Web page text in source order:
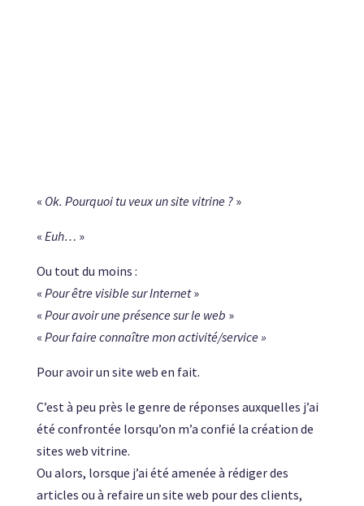
« Ok. Pourquoi tu veux un site vitrine ? »
« Euh… »
Ou tout du moins :
« Pour être visible sur Internet»
« Pour avoir une présence sur le web »
« Pour faire connaître mon activité/service »
Pour avoir un site web en fait.
C’est à peu près le genre de réponses auxquelles j’ai
été confrontée lorsqu’on m’a confié la création de
sites web vitrine.
Ou alors, lorsque j’ai été amenée à rédiger des
articles ou à refaire un site web pour des clients,